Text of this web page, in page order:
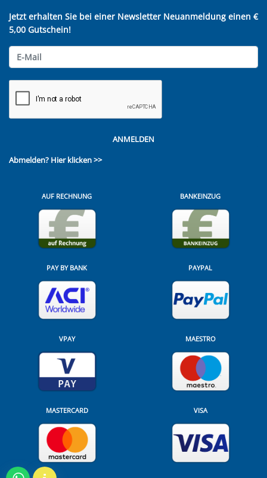
Jetzt erhalten Sie bei einer Newsletter Neuanmeldung einen €
5,00 Gutschein!
ANMELDEN
Abmelden? Hier klicken >>
AUF RECHNUNG BANKEINZUG
PAY BY BANK PAYPAL
VPAY MAESTRO
MASTERCARD VISA